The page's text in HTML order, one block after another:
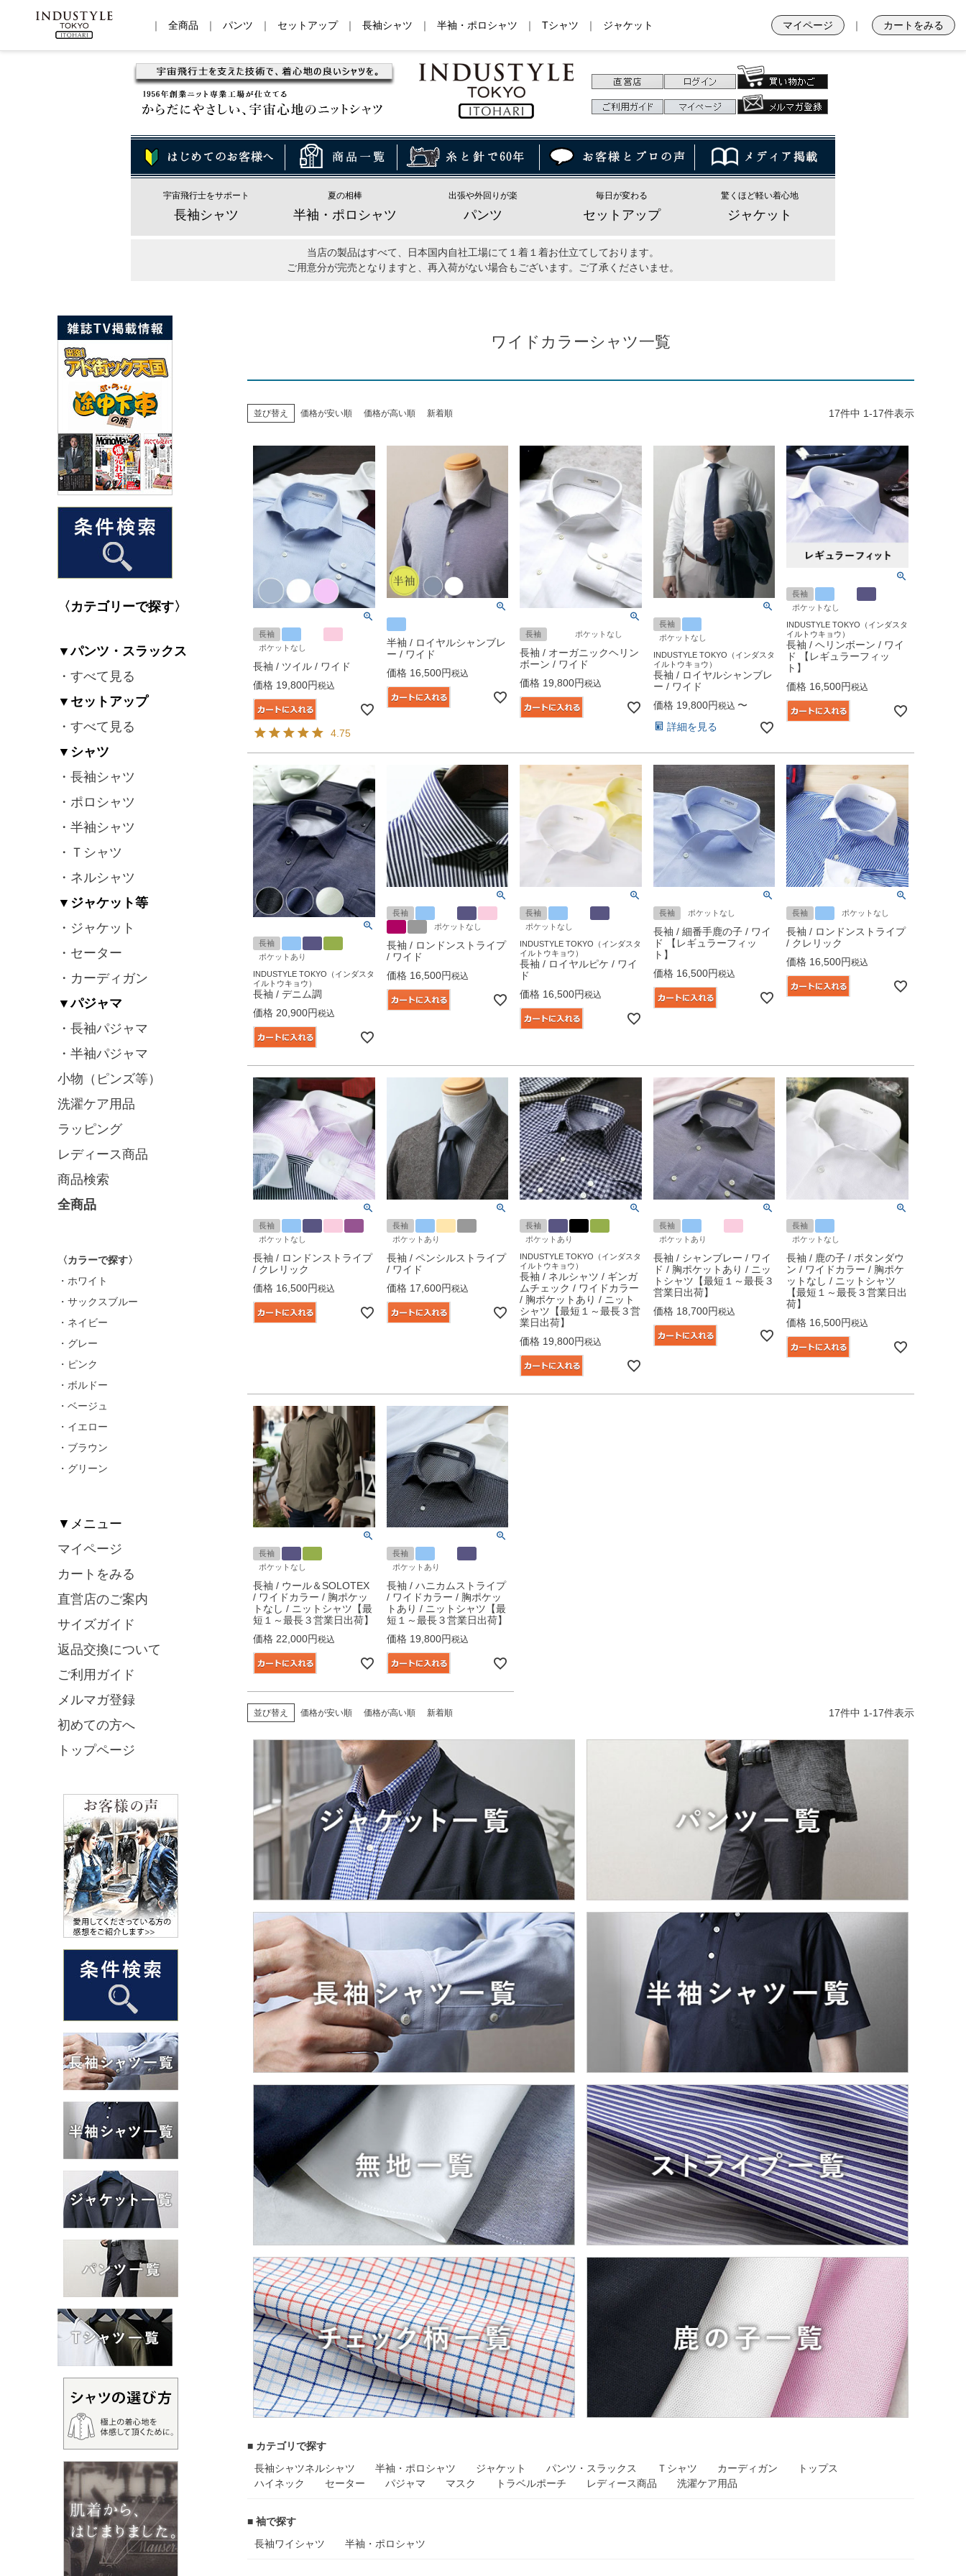
｜ 全商品 ｜ パンツ ｜ セットアップ ｜ 長袖シャツ ｜ 半袖・ポロシャツ ｜ Tシャツ ｜ ジャケット マイページ ｜ カートをみる
宇宙飛行士をサポート
長袖シャツ
夏の相棒
半袖・ポロシャツ
出張や外回りが楽
パンツ
毎日が変わる
セットアップ
驚くほど軽い着心地
ジャケット
当店の製品はすべて、日本国内自社工場にて１着１着お仕立てしております。
ご用意分が完売となりますと、再入荷がない場合もございます。ご了承くださいませ。
〈カテゴリーで探す〉
▼パンツ・スラックス
・すべて見る
▼セットアップ
・すべて見る
▼シャツ
・長袖シャツ
・ポロシャツ
・半袖シャツ
・Ｔシャツ
・ネルシャツ
▼ジャケット等
・ジャケット
・セーター
・カーディガン
▼パジャマ
・長袖パジャマ
・半袖パジャマ
小物（ピンズ等）
洗濯ケア用品
ラッピング
レディース商品
商品検索
全商品
〈カラーで探す〉
・ホワイト
・サックスブルー
・ネイビー
・グレー
・ピンク
・ボルドー
・ベージュ
・イエロー
・ブラウン
・グリーン
▼メニュー
マイページ
カートをみる
直営店のご案内
サイズガイド
返品交換について
ご利用ガイド
メルマガ登録
初めての方へ
トップページ
ワイドカラーシャツ一覧
並び替え 価格が安い順 価格が高い順 新着順 17件中 1-17件表示
長袖
ポケットなし
長袖 / ツイル / ワイド
価格 19,800 税込
4.75
半袖 / ロイヤルシャンブレ
ー / ワイド
価格 16,500 税込
長袖 ポケットなし
長袖 / オーガニックヘリン
ボーン / ワイド
価格 19,800 税込
長袖
ポケットなし
INDUSTYLE TOKYO（インダスタ
イルトウキョウ）
長袖 / ロイヤルシャンブレ
ー / ワイド
価格 19,800 税込 〜
詳細を見る
長袖
ポケットなし
INDUSTYLE TOKYO（インダスタ
イルトウキョウ）
長袖 / ヘリンボーン / ワイ
ド 【レギュラーフィッ
ト】
価格 16,500 税込
長袖
ポケットあり
INDUSTYLE TOKYO（インダスタ
イルトウキョウ）
長袖 / デニム調
価格 20,900 税込
長袖
ポケットなし
長袖 / ロンドンストライプ
/ ワイド
価格 16,500 税込
長袖
ポケットなし
INDUSTYLE TOKYO（インダスタ
イルトウキョウ）
長袖 / ロイヤルピケ / ワイ
ド
価格 16,500 税込
長袖 ポケットなし
長袖 / 細番手鹿の子 / ワイ
ド 【レギュラーフィッ
ト】
価格 16,500 税込
長袖 ポケットなし
長袖 / ロンドンストライプ
/ クレリック
価格 16,500 税込
長袖
ポケットなし
長袖 / ロンドンストライプ
/ クレリック
価格 16,500 税込
長袖
ポケットあり
長袖 / ペンシルストライプ
/ ワイド
価格 17,600 税込
長袖
ポケットあり
INDUSTYLE TOKYO（インダスタ
イルトウキョウ）
長袖 / ネルシャツ / ギンガ
ムチェック / ワイドカラー
/ 胸ポケットあり / ニット
シャツ【最短１～最長３営
業日出荷】
価格 19,800 税込
長袖
ポケットあり
長袖 / シャンブレー / ワイ
ド / 胸ポケットあり / ニッ
トシャツ【最短１～最長３
営業日出荷】
価格 18,700 税込
長袖
ポケットなし
長袖 / 鹿の子 / ボタンダウ
ン / ワイドカラー / 胸ポケ
ットなし / ニットシャツ
【最短１～最長３営業日出
荷】
価格 16,500 税込
長袖
ポケットなし
長袖 / ウール＆SOLOTEX
/ ワイドカラー / 胸ポケッ
トなし / ニットシャツ【最
短１～最長３営業日出荷】
価格 22,000 税込
長袖
ポケットあり
長袖 / ハニカムストライプ
/ ワイドカラー / 胸ポケッ
トあり / ニットシャツ【最
短１～最長３営業日出荷】
価格 19,800 税込
並び替え 価格が安い順 価格が高い順 新着順 17件中 1-17件表示
■ カテゴリで探す
長袖シャツネルシャツ 半袖・ポロシャツ ジャケット パンツ・スラックス Ｔシャツ カーディガン
トップス
ハイネック
セーター パジャマ マスク トラベルポーチ レディース商品 洗濯ケア用品
■ 袖で探す
長袖ワイシャツ
半袖・ポロシャツ